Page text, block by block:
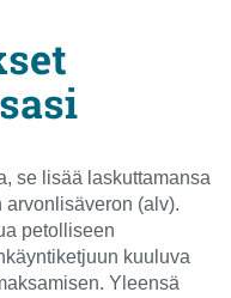
se lisää laskuttamansa
(alv).
petolliseen
kuuluva
Yleensä